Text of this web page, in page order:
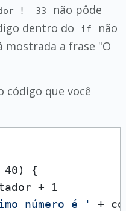
!= 33
não pôde
dentro do
if
não
mostrada a frase "O
código que você
40) {
+ 1
número é ' +